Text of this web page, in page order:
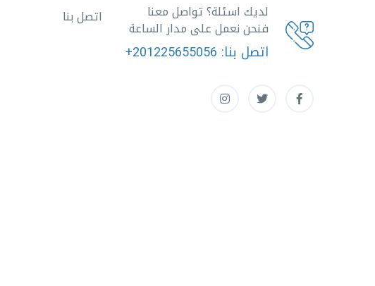
لديك اسئلة؟ تواصل معنا
فنحن نعمل على مدار الساعة
اتصل بنا: +201225655056
اتصل بنا